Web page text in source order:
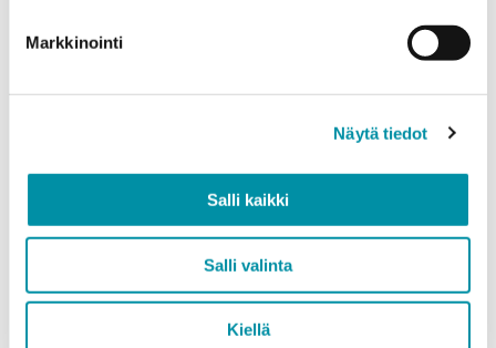
Markkinointi
Näytä tiedot
Salli kaikki
Salli valinta
Kiellä
Laatu
EN AW-6063 (min. 250kg)